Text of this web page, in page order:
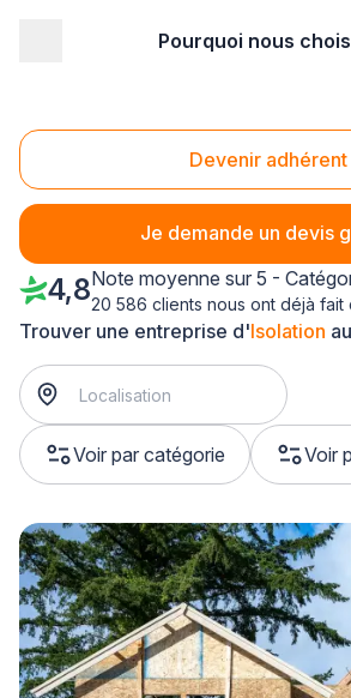
Pourquoi nous
Devenir adhérent
Je demande un devis
Isolation Réguisheim (68890)
Trouver une entreprise d'Isolation
Voir par catégorie Voir
4,8Note moyenne sur 5 -
20 586 clients nous ont déjà fait